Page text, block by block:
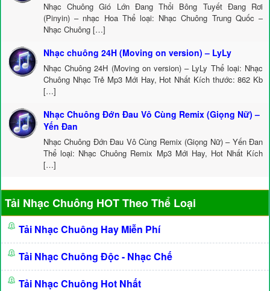
Nhạc Chuông Gió Lớn Đang Thổi Bông Tuyết Đang Rơi
(Pinyin) – nhạc Hoa Thể loại: Nhạc Chuông Trung Quốc –
Nhạc Chuông […]
Nhạc chuông 24H (Moving on version) – LyLy
Nhạc Chuông 24H (Moving on version) – LyLy Thể loại: Nhạc
Chuông Nhạc Trẻ Mp3 Mới Hay, Hot Nhất Kích thước: 862 Kb
[…]
Nhạc Chuông Đớn Đau Vô Cùng Remix (Giọng Nữ) –
Yến Đan
Nhạc Chuông Đớn Đau Vô Cùng Remix (Giọng Nữ) – Yến Đan
Thể loại: Nhạc Chuông Remix Mp3 Mới Hay, Hot Nhất Kích
[…]
Tải Nhạc Chuông HOT Theo Thể Loại
Tải Nhạc Chuông Hay Miễn Phí
Tải Nhạc Chuông Độc - Nhạc Chế
Tải Nhạc Chuông Hot Nhất